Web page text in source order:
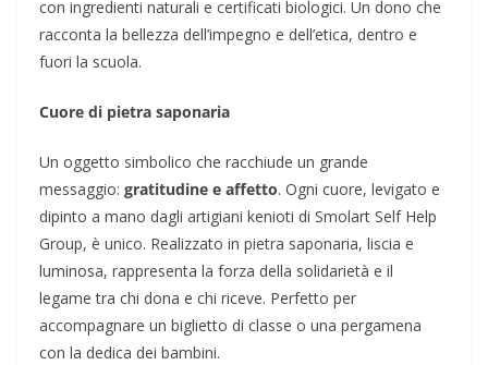
con ingredienti naturali e certificati biologici. Un dono che
racconta la bellezza dell’impegno e dell’etica, dentro e
fuori la scuola.
Cuore di pietra saponaria
Un oggetto simbolico che racchiude un grande
messaggio: gratitudine e affetto. Ogni cuore, levigato e
dipinto a mano dagli artigiani kenioti di Smolart Self Help
Group, è unico. Realizzato in pietra saponaria, liscia e
luminosa, rappresenta la forza della solidarietà e il
legame tra chi dona e chi riceve. Perfetto per
accompagnare un biglietto di classe o una pergamena
con la dedica dei bambini.